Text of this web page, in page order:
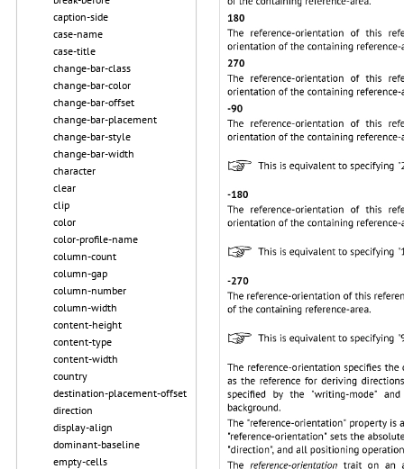
caption-side
case-name
case-title
change-bar-class
change-bar-color
change-bar-offset
change-bar-placement
change-bar-style
change-bar-width
character
clear
clip
color
color-profile-name
column-count
column-gap
column-number
column-width
content-height
content-type
content-width
country
destination-placement-offset
direction
display-align
dominant-baseline
empty-cells